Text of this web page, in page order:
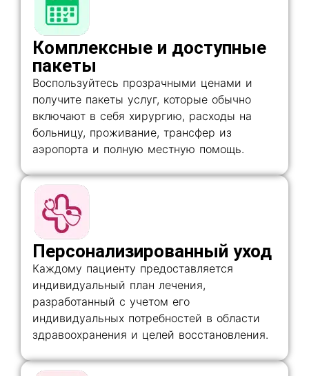
Комплексные и доступные
пакеты
Воспользуйтесь прозрачными ценами и
получите пакеты услуг, которые обычно
включают в себя хирургию, расходы на
больницу, проживание, трансфер из
аэропорта и полную местную помощь.
Персонализированный уход
Каждому пациенту предоставляется
индивидуальный план лечения,
разработанный с учетом его
индивидуальных потребностей в области
здравоохранения и целей восстановления.